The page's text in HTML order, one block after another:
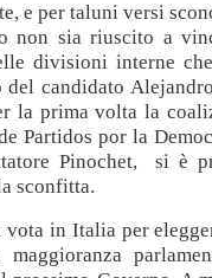
e per taluni versi
non sia riuscito a
divisioni interne
candidato
la prima volta la
Partidos por la
Pinochet, si è
sconfitta.
in Italia per